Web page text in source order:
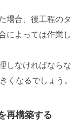
場合、後工程のタ
によっては作業し
しなければならな
くなるでしょう。
再構築する